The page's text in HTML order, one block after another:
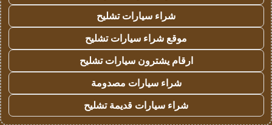
شراء سيارات تشليح
موقع شراء سيارات تشليح
ارقام يشترون سيارات تشليح
شراء سيارات مصدومة
شراء سيارات قديمة تشليح